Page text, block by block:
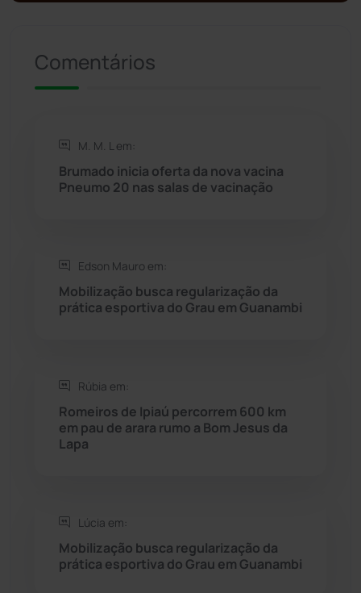
Rio de Contas
Rio do Antônio
Rio do Pires
Seabra
Sebastião Laranjeiras (96)
Sudoeste Baiano
Tanhaçu
Comentários
M. M. L em:
Brumado inicia oferta da nova vacina
Pneumo 20 nas salas de vacinação
Edson Mauro em:
Mobilização busca regularização da
prática esportiva do Grau em Guanambi
Rúbia em:
Romeiros de Ipiaú percorrem 600 km
em pau de arara rumo a Bom Jesus da
Lapa
Lúcia em:
Mobilização busca regularização da
prática esportiva do Grau em Guanambi